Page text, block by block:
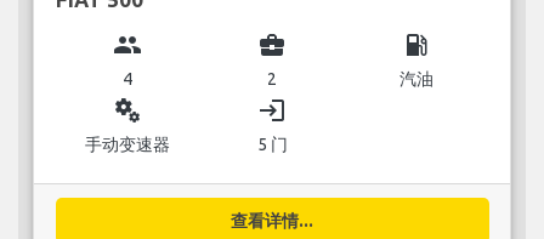
group
4
business_center
2
local_gas_station
汽油
miscellaneous_services
手动变速器
login
5 门
查看详情...